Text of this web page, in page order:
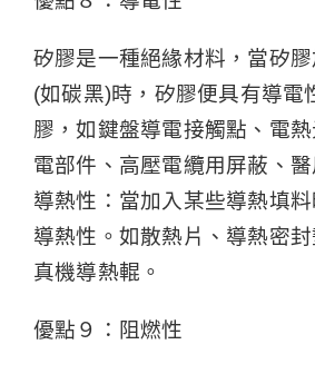
矽膠是一種絕緣材料，當矽
(如碳黑)時，矽膠便具有導電
膠，如鍵盤導電接觸點、電
電部件、高壓電纜用屏蔽、
導熱性：當加入某些導熱填
導熱性。如散熱片、導熱密
真機導熱輥。
優點９：阻燃性